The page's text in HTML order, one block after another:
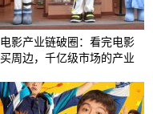
电影产业链破圈：看完电影
买周边，千亿级市场的产业